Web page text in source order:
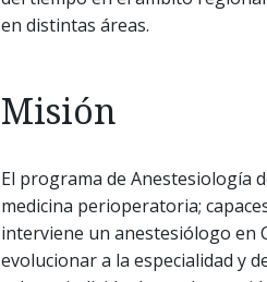
en distintas áreas.
Misión
El programa de Anestesiología
medicina perioperatoria;
interviene un anestesiólogo en
evolucionar a la especialidad y